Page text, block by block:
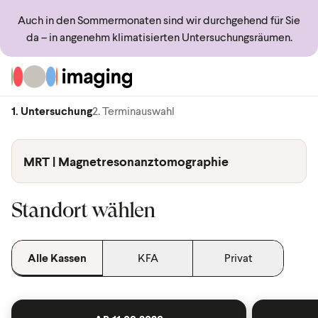
Auch in den Sommermonaten sind wir durchgehend für Sie
da – in angenehm klimatisierten Untersuchungsräumen.
Zur Startseite
1. Untersuchung2. Terminauswahl
MRT | Magnetresonanztomographie
Standort wählen
Alle Kassen KFA Privat